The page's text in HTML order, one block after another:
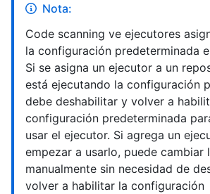
Nota:
Code scanning ve ejecutores
la configuración predeterminada
Si se asigna un ejecutor a un
está ejecutando la configuración
debe deshabilitar y volver a
configuración predeterminada
usar el ejecutor. Si agrega un
empezar a usarlo, puede cambiar
manualmente sin necesidad de
volver a habilitar la configuración